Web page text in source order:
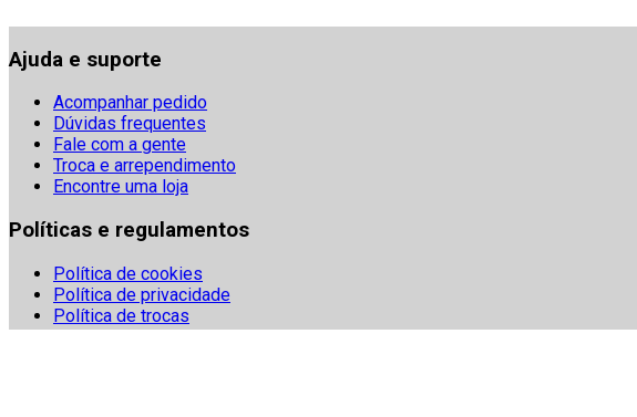
Ajuda e suporte
Acompanhar pedido
Dúvidas frequentes
Fale com a gente
Troca e arrependimento
Encontre uma loja
Políticas e regulamentos
Política de cookies
Política de privacidade
Política de trocas
Regulamentos